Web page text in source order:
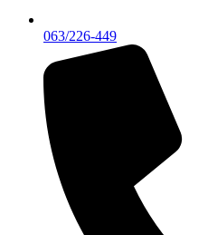
063/226-449